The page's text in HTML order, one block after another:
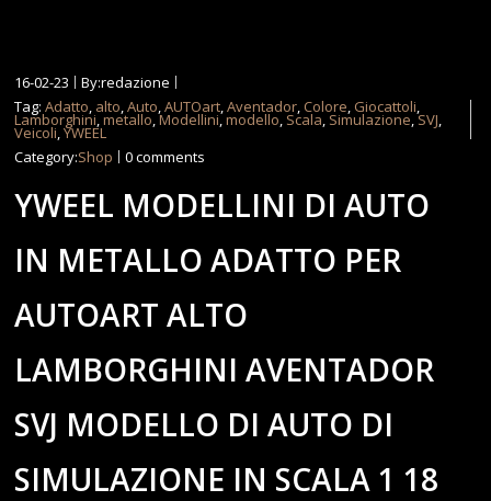
16-02-23
By:redazione
Tag:Adatto, alto,Auto,AUTOart,Aventador, Colore, Giocattoli,
Lamborghini,metallo,Modellini,modello, Scala, Simulazione,SVJ,
Veicoli,YWEEL
Category:Shop 0 comments
YWEEL MODELLINI DI AUTO
IN METALLO ADATTO PER
AUTOART ALTO
LAMBORGHINI AVENTADOR
SVJ MODELLO DI AUTO DI
SIMULAZIONE IN SCALA 1 18